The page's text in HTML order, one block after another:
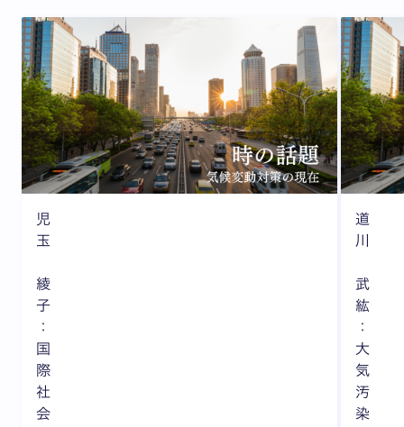
児
玉
綾
子
：
国
際
社
会
道
川
武
紘
：
大
気
汚
染